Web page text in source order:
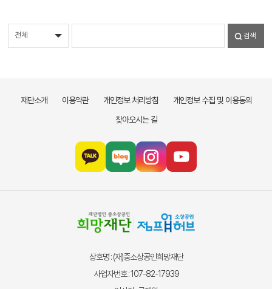
검색
재단소개 이용약관 개인정보 처리방침
개인정보 수집 및 이용동의
찾아오시는 길
상호명 : (재)중소상공인희망재단
사업자번호 : 107-82-17939